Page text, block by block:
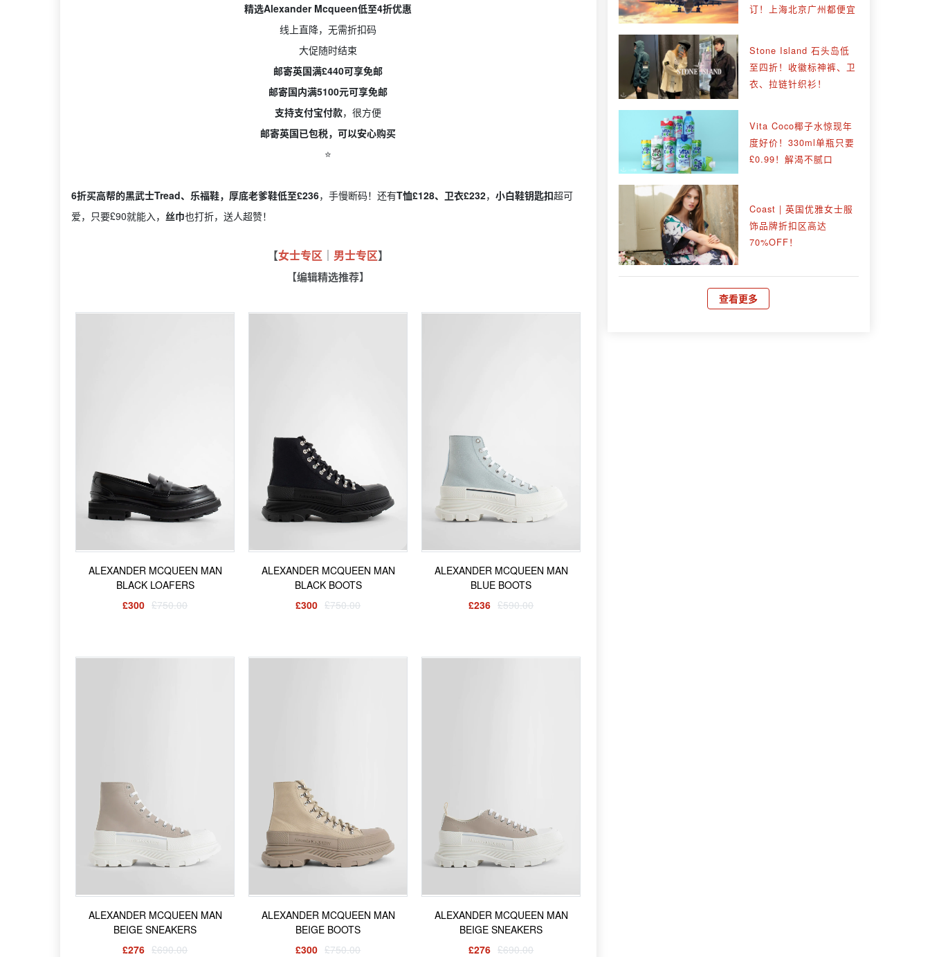
精选Alexander Mcqueen低至4折优惠
线上直降，无需折扣码
大促随时结束
邮寄英国满£440可享免邮
邮寄国内满5100元可享免邮
支持支付宝付款，很方便
邮寄英国已包税，可以安心购买
⭐️
6折买高帮的黑武士Tread、乐福鞋，厚底老爹鞋低至£236，手慢断码！还有T恤£128、卫衣£232， 小白鞋钥匙扣超可
爱，只要£90就能入， 丝巾也打折，送人超赞！
【女士专区 ｜ 男士专区】
【编辑精选推荐】
ALEXANDER MCQUEEN MAN
BLACK LOAFERS
£300 £750.00
ALEXANDER MCQUEEN MAN
BLACK BOOTS
£300 £750.00
ALEXANDER MCQUEEN MAN
BLUE BOOTS
£236 £590.00
ALEXANDER MCQUEEN MAN
BEIGE SNEAKERS
£276 £690.00
ALEXANDER MCQUEEN MAN
BEIGE BOOTS
£300 £750.00
ALEXANDER MCQUEEN MAN
BEIGE SNEAKERS
£276 £690.00
订！上海北京广州都便宜
Stone Island 石头岛低
至四折！收徽标神裤、卫
衣、拉链针织衫！
Vita Coco椰子水惊现年
度好价！330ml单瓶只要
£0.99！解渴不腻口
Coast | 英国优雅女士服
饰品牌折扣区高达
70%OFF！
查看更多